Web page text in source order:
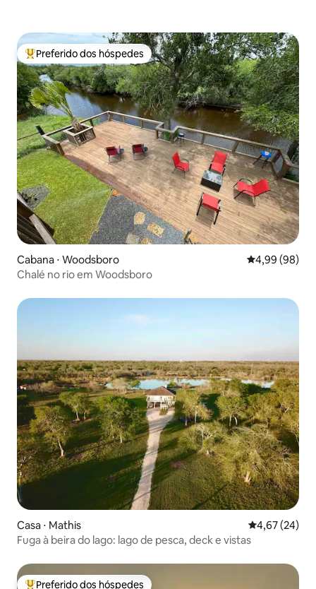
Entre os melhores preferidos dos hóspedes
Preferido dos hóspedes
Cabana ⋅ Woodsboro 4,99 de uma
4,99 (98)
Chalé no rio em Woodsboro
Casa ⋅ Mathis 4,67 de uma
4,67 (24)
Fuga à beira do lago: lago de pesca, deck e vistas
Preferido dos hóspedes